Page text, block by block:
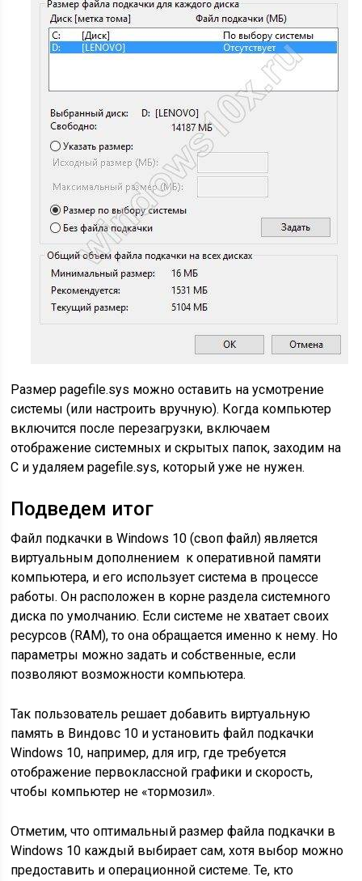
Размер pagefile.sys можно оставить на усмотрение
системы (или настроить вручную). Когда компьютер
включится после перезагрузки, включаем
отображение системных и скрытых папок, заходим на
С и удаляем pagefile.sys, который уже не нужен.
Подведем итог
Файл подкачки в Windows 10 (своп файл) является
виртуальным дополнением к оперативной памяти
компьютера, и его использует система в процессе
работы. Он расположен в корне раздела системного
диска по умолчанию. Если системе не хватает своих
ресурсов (RAM), то она обращается именно к нему. Но
параметры можно задать и собственные, если
позволяют возможности компьютера.
Так пользователь решает добавить виртуальную
память в Виндовс 10 и установить файл подкачки
Windows 10, например, для игр, где требуется
отображение первоклассной графики и скорость,
чтобы компьютер не «тормозил».
Отметим, что оптимальный размер файла подкачки в
Windows 10 каждый выбирает сам, хотя выбор можно
предоставить и операционной системе. Те, кто